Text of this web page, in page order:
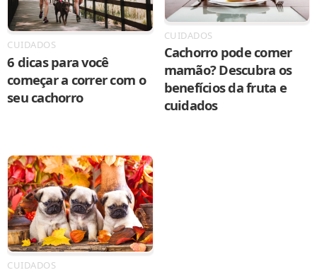
CUIDADOS
6 dicas para você
começar a correr com o
seu cachorro
CUIDADOS
Cachorro pode comer
mamão? Descubra os
benefícios da fruta e
cuidados
CUIDADOS